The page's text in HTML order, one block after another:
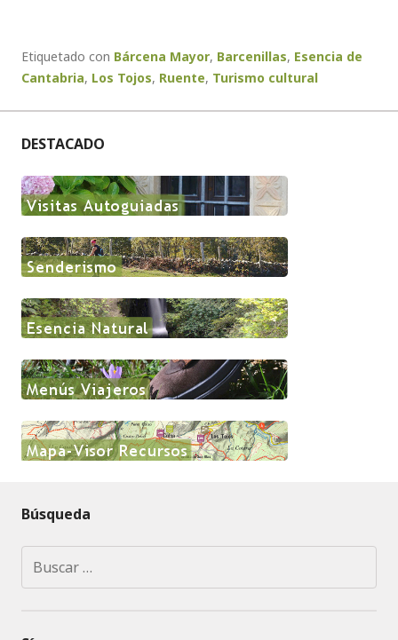
Etiquetado con Bárcena Mayor, Barcenillas, Esencia de
Cantabria, Los Tojos, Ruente, Turismo cultural
DESTACADO
Búsqueda